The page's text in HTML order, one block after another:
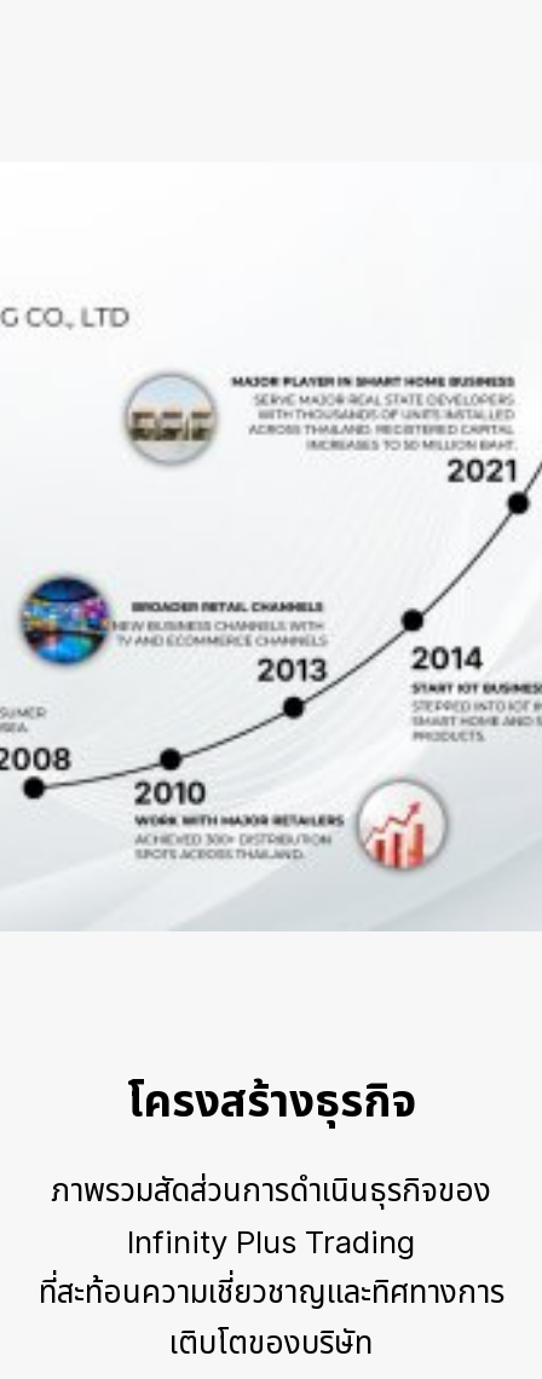
โครงสร้างธุรกิจ
ภาพรวมสัดส่วนการดำเนินธุรกิจของ
Infinity Plus Trading
ที่สะท้อนความเชี่ยวชาญและทิศทางการ
เติบโตของบริษัท